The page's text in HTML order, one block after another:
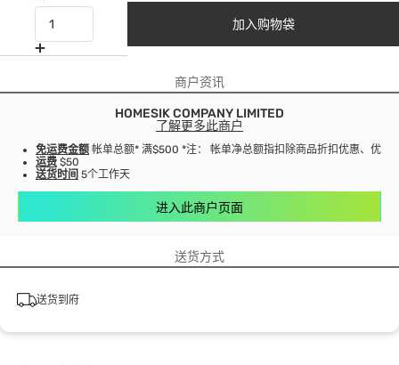
加入购物袋
商户资讯
HOMESIK COMPANY LIMITED
了解更多此商户
免运费金额 帐单总额* 满$500 *注： 帐单净总额指扣除商品折扣优惠、优惠
运费 $50
送货时间 5个工作天
进入此商户页面
送货方式
送货到府